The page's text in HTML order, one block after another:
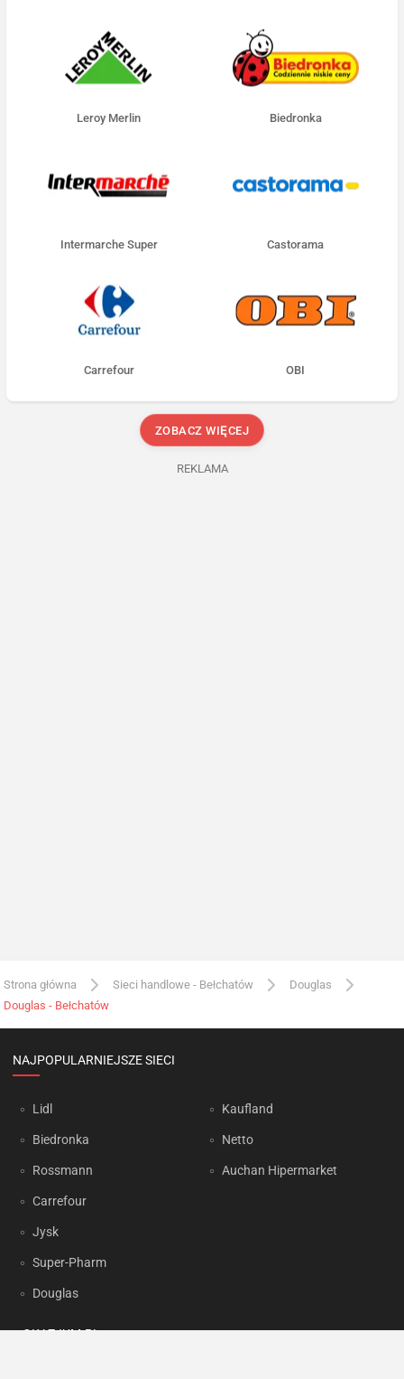
Leroy Merlin Biedronka
Intermarche Super Castorama
Carrefour OBI
ZOBACZ WIĘCEJ
REKLAMA
Strona główna Sieci handlowe - Bełchatów
Douglas
Douglas - Bełchatów
NAJPOPULARNIEJSZE SIECI
Lidl
Biedronka
Rossmann
Carrefour
Jysk
Super-Pharm
Douglas
Kaufland
Netto
Auchan Hipermarket
OKAZJUM.PL